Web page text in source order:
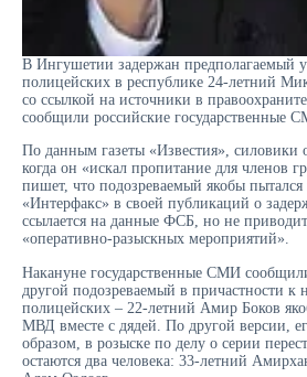
В Ингушетии задержан предполагаемый
полицейских в республике 24-летний
со ссылкой на источники в
сообщили российские государственные
По данным газеты «Известия»,
когда он «искал пропитание для членов
пишет, что подозреваемый якобы пытался
«Интерфакс» в своей публикаций о
ссылается на данные ФСБ, но не
«оперативно-разыскных мероприятий».
Накануне государственные СМИ
другой подозреваемый в причастности к
полицейских – 22-летний Амир Боков
МВД вместе с дядей. По другой версии,
образом, в розыске по делу о серии
остаются два человека: 33-летний